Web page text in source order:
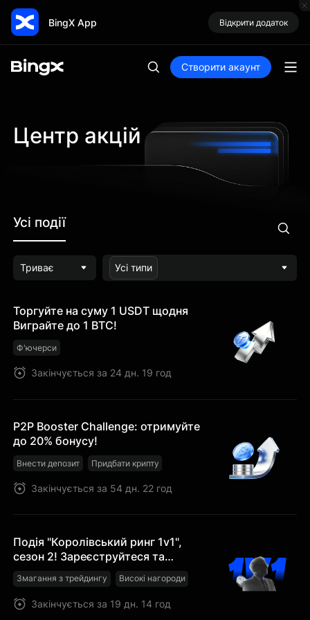
BingX App Відкрити додаток
Створити акаунт
Центр акцій
Усі події
Триває Усі типи
Торгуйте на суму 1 USDT щодня
Виграйте до 1 BTC!
Ф'ючерси
Закінчується за 24 дн. 19 год
P2P Booster Challenge: отримуйте
до 20% бонусу!
Внести депозит Придбати крипту
Закінчується за 54 дн. 22 год
Подія "Королівський ринг 1v1",
сезон 2! Зареєструйтеся та
15$!
Змагання з трейдингу Високі нагороди
Закінчується за 19 дн. 14 год